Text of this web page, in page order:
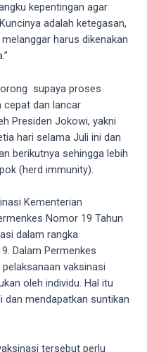
kepentingan agar
adalah ketegasan,
harus dikenakan
supaya proses
cepat dan lancar
Presiden Jokowi, yakni
hari selama Juli ini dan
berikutnya sehingga lebih
(herd immunity).
Kementerian
Nomor 19 Tahun
dalam rangka
Dalam Permenkes
vaksinasi
oleh individu. Hal itu
mendapatkan suntikan
tersebut perlu